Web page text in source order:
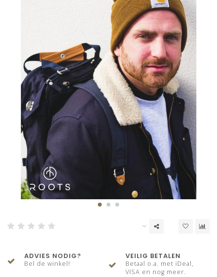
ADVIES NODIG?
Bel de winkel!
VEILIG BETALEN
Betaal o.a. met iDeal,
VISA en nog meer.